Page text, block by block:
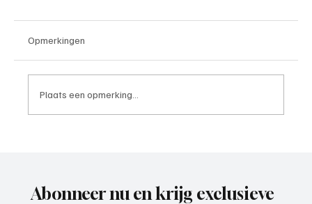
Opmerkingen
Plaats een opmerking...
Abonneer nu en krijg exclusieve